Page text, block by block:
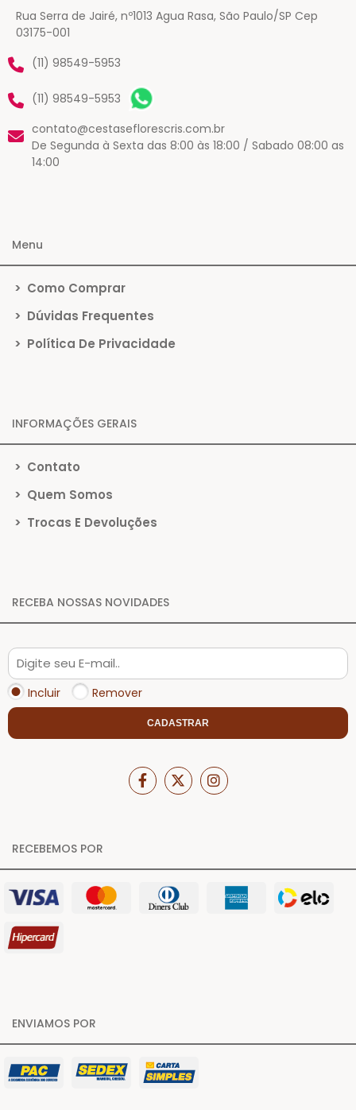
Rua Serra de Jairé, nº1013 Agua Rasa, São Paulo/SP Cep
03175-001
(11) 98549-5953
(11) 98549-5953
contato@cestaseflorescris.com.br
De Segunda à Sexta das 8:00 às 18:00 / Sabado 08:00 as
14:00
Menu
> Como Comprar
> Dúvidas Frequentes
> Política De Privacidade
INFORMAÇÕES GERAIS
> Contato
> Quem Somos
> Trocas E Devoluções
RECEBA NOSSAS NOVIDADES
Incluir Remover
CADASTRAR
RECEBEMOS POR
ENVIAMOS POR